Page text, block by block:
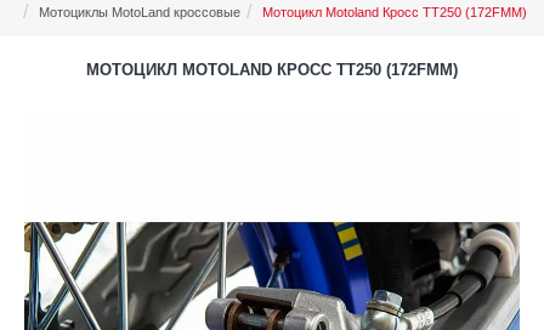
Мотоциклы MotoLand кроссовые
Мотоцикл Motoland Кросс TT250 (172FMM)
МОТОЦИКЛ MOTOLAND КРОСС TT250 (172FMM)